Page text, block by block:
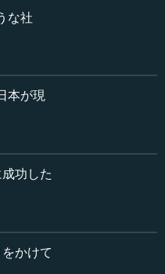
世している。
の小村寿太郎の貢献は
が、その一方で小村寿太
明治３８年〈１９０
ている。
ドワード・ハリマン
イコブ・シフなどと並ん
を投じて日本を助けた人
鉄道の共同経営を日本側
く、伊藤博文、井上馨、
維新の元勲や財界人たち
な社
本が現
功した
かけて